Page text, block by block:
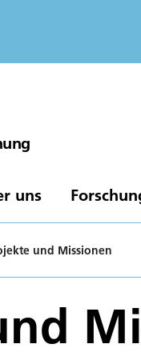
uns
und Missionen